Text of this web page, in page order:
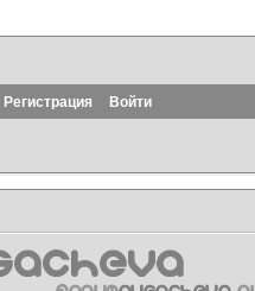
Регистрация Войти